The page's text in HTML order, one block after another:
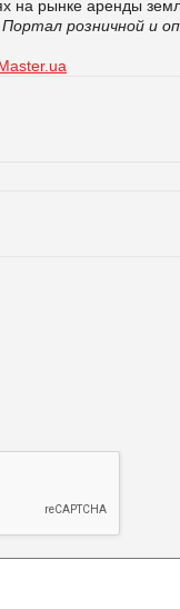
на рынке аренды
Портал розничной и